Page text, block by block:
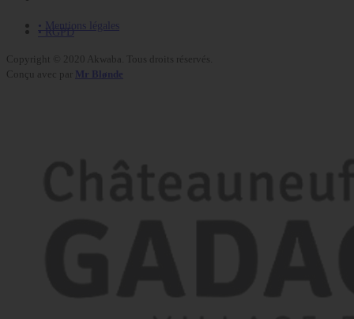
• Mentions légales
• RGPD
Copyright © 2020 Akwaba. Tous droits réservés.
Conçu avec par Mr Blønde